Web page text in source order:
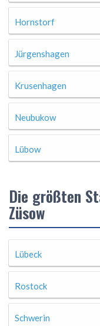
Hornstorf
Jürgenshagen
Krusenhagen
Neubukow
Lübow
Die größten
Züsow
Lübeck
Rostock
Schwerin